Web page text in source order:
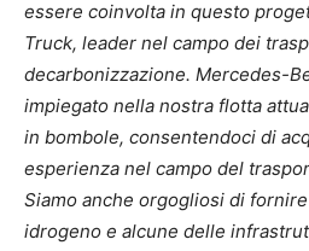
essere coinvolta in questo
Truck, leader nel campo dei
decarbonizzazione. Mercedes-
impiegato nella nostra flotta
in bombole, consentendoci di
esperienza nel campo del
Siamo anche orgogliosi di
idrogeno e alcune delle